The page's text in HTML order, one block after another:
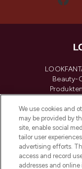
Beauty-
oder
Lieferung
Do Not
We use cookies and
may be provided by
site, enable social
tailor user
advertising efforts.
access and record
addresses and online